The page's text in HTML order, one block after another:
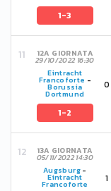
1-3
12A GIORNATA
29/10/2022 16:30
Eintracht
Francoforte -
Borussia
Dortmund
1-2
0
13A GIORNATA
05/11/2022 14:30
Augsburg-
Eintracht
Francoforte 1